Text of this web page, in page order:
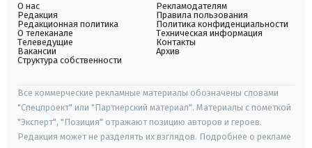
О нас
Редакция
Редакционная политика
О телеканале
Телеведущие
Вакансии
Структура собственности
Рекламодателям
Правила пользования
Политика конфиденциальности
Техническая информация
Контакты
Архив
Все коммерческие рекламные материалы обозначены словами
"Спецпроект" или "Партнерский материал". Материалы с пометкой
"Эксперт", "Позиция" отражают позицию авторов и героев.
Редакция может не разделять их взглядов. Подробнее о рекламе